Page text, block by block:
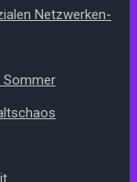
Netzwerken-
Sommer